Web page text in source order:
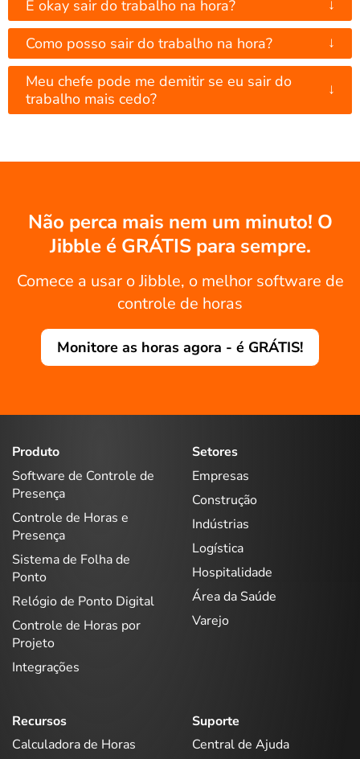
É okay sair do trabalho na hora? ↓
Como posso sair do trabalho na hora? ↓
Meu chefe pode me demitir se eu sair do
trabalho mais cedo?
↓
Não perca mais nem um minuto! O
Jibble é GRÁTIS para sempre.
Comece a usar o Jibble, o melhor software de
controle de horas
Monitore as horas agora - é GRÁTIS!
Produto
Software de Controle de
Presença
Controle de Horas e
Presença
Sistema de Folha de
Ponto
Relógio de Ponto Digital
Controle de Horas por
Projeto
Integrações
Setores
Empresas
Construção
Indústrias
Logística
Hospitalidade
Área da Saúde
Varejo
Recursos
Calculadora de Horas
Suporte
Central de Ajuda